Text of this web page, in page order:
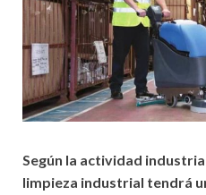
Según la actividad
limpieza industrial tendrá